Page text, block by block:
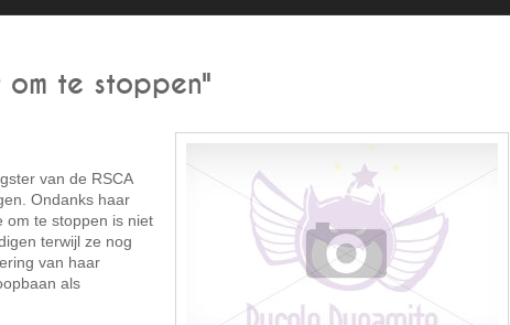
om te stoppen"
van de RSCA
Ondanks haar
om te stoppen is niet
terwijl ze nog
van haar
als